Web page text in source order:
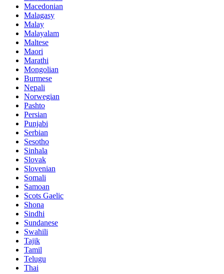
Macedonian
Malagasy
Malay
Malayalam
Maltese
Maori
Marathi
Mongolian
Burmese
Nepali
Norwegian
Pashto
Persian
Punjabi
Serbian
Sesotho
Sinhala
Slovak
Slovenian
Somali
Samoan
Scots Gaelic
Shona
Sindhi
Sundanese
Swahili
Tajik
Tamil
Telugu
Thai